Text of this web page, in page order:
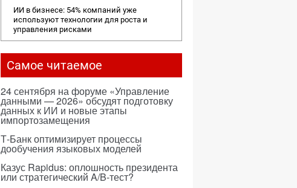
ИИ в бизнесе: 54% компаний уже
используют технологии для роста и
управления рисками
Самое читаемое
24 сентября на форуме «Управление
данными — 2026» обсудят подготовку
данных к ИИ и новые этапы
импортозамещения
Т-Банк оптимизирует процессы
дообучения языковых моделей
Казус Rapidus: оплошность президента
или стратегический A/B-тест?